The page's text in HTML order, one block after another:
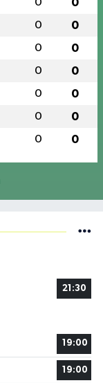
0 0
0 0
0 0
0 0
0 0
0 0
21:30
19:00
19:00